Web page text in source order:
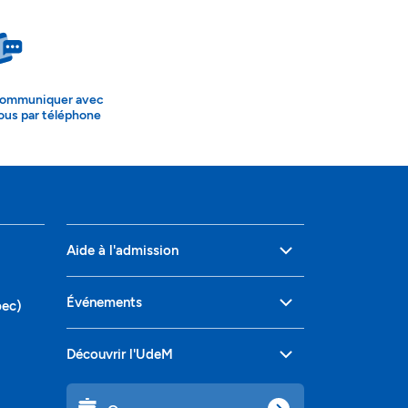
avec
par téléphone
Aide à l'admission
Événements
Découvrir l'UdeM